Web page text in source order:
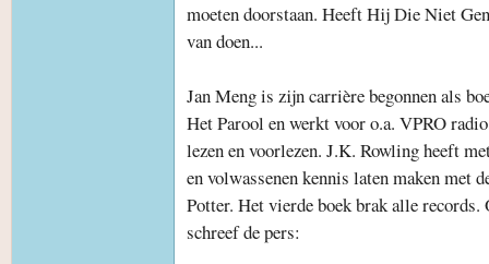
moeten doorstaan. Heeft Hij Die Niet
van doen...
Jan Meng is zijn carrière begonnen als
Het Parool en werkt voor o.a. VPRO
lezen en voorlezen. J.K. Rowling heeft
en volwassenen kennis laten maken met
Potter. Het vierde boek brak alle
schreef de pers: